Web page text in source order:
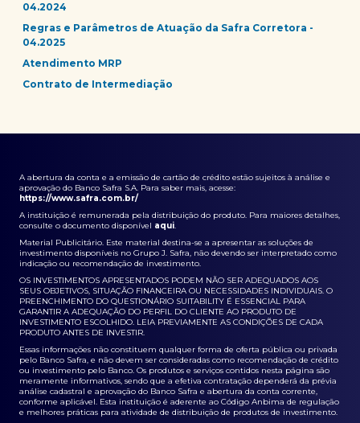
04.2024
Regras e Parâmetros de Atuação da Safra Corretora -
04.2025
Atendimento MRP
Contrato de Intermediação
A abertura da conta e a emissão de cartão de crédito estão sujeitos à análise e
aprovação do Banco Safra S.A. Para saber mais, acesse:
https://www.safra.com.br/
A instituição é remunerada pela distribuição do produto. Para maiores detalhes,
consulte o documento disponível aqui.
Material Publicitário. Este material destina-se a apresentar as soluções de
investimento disponíveis no Grupo J. Safra, não devendo ser interpretado como
indicação ou recomendação de investimento.
OS INVESTIMENTOS APRESENTADOS PODEM NÃO SER ADEQUADOS AOS
SEUS OBJETIVOS, SITUAÇÃO FINANCEIRA OU NECESSIDADES INDIVIDUAIS. O
PREENCHIMENTO DO QUESTIONÁRIO SUITABILITY É ESSENCIAL PARA
GARANTIR A ADEQUAÇÃO DO PERFIL DO CLIENTE AO PRODUTO DE
INVESTIMENTO ESCOLHIDO. LEIA PREVIAMENTE AS CONDIÇÕES DE CADA
PRODUTO ANTES DE INVESTIR.
Essas informações não constituem qualquer forma de oferta pública ou privada
pelo Banco Safra, e não devem ser consideradas como recomendação de crédito
ou investimento pelo Banco. Os produtos e serviços contidos nesta página são
meramente informativos, sendo que a efetiva contratação dependerá da prévia
análise cadastral e aprovação do Banco Safra e abertura da conta corrente,
conforme aplicável. Esta instituição é aderente ao Código Anbima de regulação
e melhores práticas para atividade de distribuição de produtos de investimento.